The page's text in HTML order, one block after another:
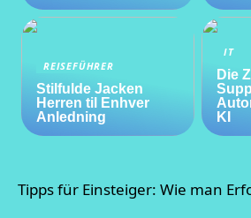
REISEFÜHRER
Stilfulde Jacken
Herren til Enhver
Anledning
IT
Die
KI
Tipps für Einsteiger: Wie man